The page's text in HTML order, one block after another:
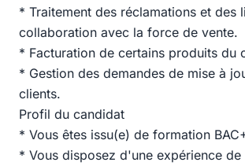
* Traitement des réclamations et des
collaboration avec la force de vente.
* Facturation de certains produits du
* Gestion des demandes de mise à
clients.
Profil du candidat
* Vous êtes issu(e) de formation
* Vous disposez d'une expérience de